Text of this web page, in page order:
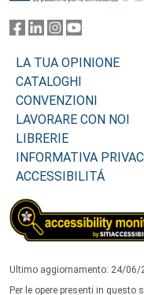
LA TUA OPINIONE
CATALOGHI
CONVENZIONI
LAVORARE CON NOI
LIBRERIE
INFORMATIVA
ACCESSIBILITÁ
Ultimo aggiornamento: 24/06/
Per le opere presenti in